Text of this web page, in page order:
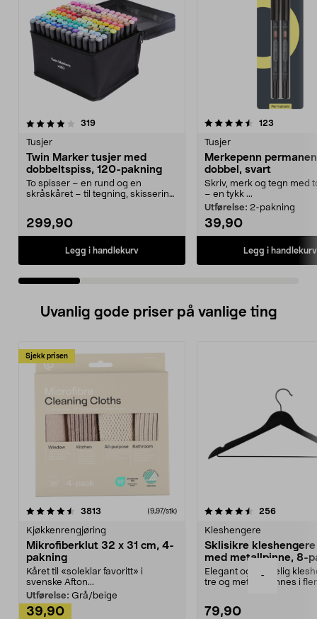
-
319anmeldelser
Tusjer
Twin Marker tusjer med
dobbeltspiss, 120-pakning
To spisser – en rund og en
skråskåret – til tegning, skissering
299,90
Legg i handlekurv
4.5 av 5 stjerner 123
Tusjer
Merkepenn
dobbel, svart
Skriv, merk og tegn med
– en tykk ...
Utførelse: 2-pakning
39,90
Legg i handlekurv
4.5 av 5 stjerner
Uvanlig gode priser på vanlige ting
Sjekk prisen
3813 anmeldelser(9,97/stk)
Kjøkkenrengjøring
Mikrofiberklut 32 x 31 cm, 4-
pakning
Kåret til «soleklar favoritt» i
svenske Afton...
Utførelse: Grå/beige
39,90
4.5av 5 stjerner 256
Kleshengere
Sklisikre
med metallpinne, 8-
Elegant og skikkelig
tre og metall – finnes i
79,90
4.5av 5 stjerner